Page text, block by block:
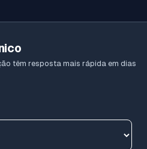
têm resposta mais rápida em dias